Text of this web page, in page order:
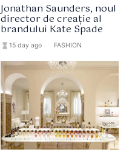
Jonathan Saunders, noul
director de creație al
brandului Kate Spade
hourglass_full 15 day ago FASHION